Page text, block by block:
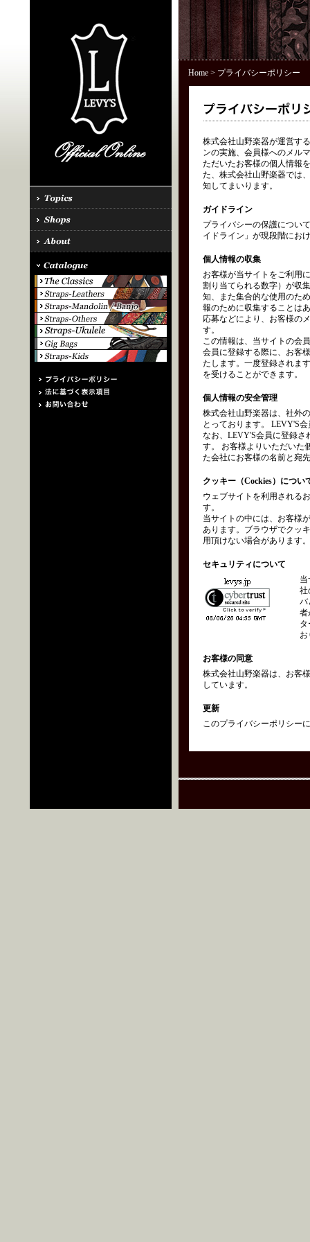
Home> プライバシーポリシー
株式会社山野楽器が運営す
ンの実施、会員様へのメル
ただいたお客様の個人情報
た、株式会社山野楽器では
知してまいります。
ガイドライン
プライバシーの保護につい
イドライン」が現段階にお
個人情報の収集
お客様が当サイトをご利用
割り当てられる数字）が収
知、また集合的な使用のた
報のために収集することは
応募などにより、お客様の
す。
この情報は、当サイトの会
会員に登録する際に、お客
たします。一度登録されま
を受けることができます。
個人情報の安全管理
株式会社山野楽器は、社外
とっております。 LEVY'S
なお、LEVY'S会員に登録さ
す。 お客様よりいただいた
た会社にお客様の名前と宛
クッキー（Cockies）につい
ウェブサイトを利用される
す。
当サイトの中には、お客様
あります。ブラウザでクッ
用頂けない場合があります。
セキュリティについて
社
バ
者
お客様の同意
株式会社山野楽器は、お客
しています。
更新
このプライバシーポリシー